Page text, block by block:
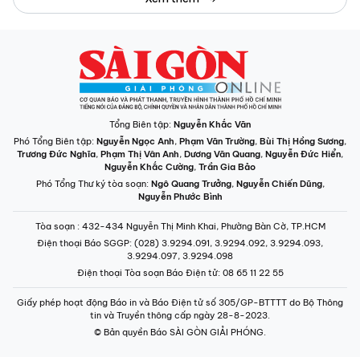
Tổng Biên tập: Nguyễn Khắc Văn
Phó Tổng Biên tập: Nguyễn Ngọc Anh, Phạm Văn Trường, Bùi Thị Hồng Sương,
Trương Đức Nghĩa, Phạm Thị Vân Anh, Dương Văn Quang, Nguyễn Đức Hiển,
Nguyễn Khắc Cường, Trần Gia Bảo
Phó Tổng Thư ký tòa soạn: Ngô Quang Trưởng, Nguyễn Chiến Dũng,
Nguyễn Phước Bình
Tòa soạn : 432-434 Nguyễn Thị Minh Khai, Phường Bàn Cờ, TP.HCM
Điện thoại Báo SGGP: (028) 3.9294.091, 3.9294.092, 3.9294.093,
3.9294.097, 3.9294.098
Điện thoại Tòa soạn Báo Điện tử: 08 65 11 22 55
Giấy phép hoạt động Báo in và Báo Điện tử số 305/GP-BTTTT do Bộ Thông
tin và Truyền thông cấp ngày 28-8-2023.
© Bản quyền Báo SÀI GÒN GIẢI PHÓNG.